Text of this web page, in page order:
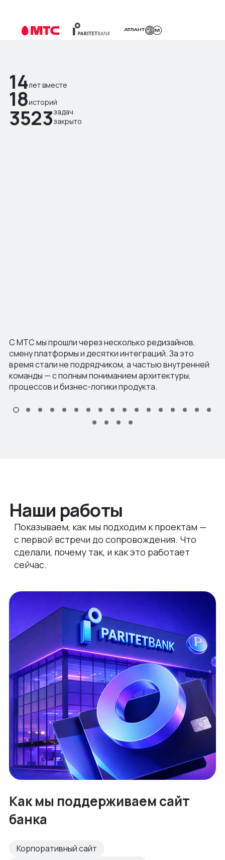
14лет вместе
18историй
3523задач
закрыто
С МТС мы прошли через несколько редизайнов,
смену платформы и десятки интеграций. За это
время стали не подрядчиком, а частью внутренней
команды — с полным пониманием архитектуры,
процессов и бизнес-логики продукта.
Наши работы
Показываем, как мы подходим к проектам —
с первой встречи до сопровождения. Что
сделали, почему так, и как это работает
сейчас.
Как мы поддерживаем сайт
банка
Корпоративный сайт